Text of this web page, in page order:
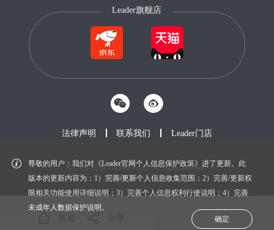
尊敬的用户：我们对《Leader官网个人信息保护政策》进了更新。此
版本的更新内容为：1）完善/更新个人信息收集范围；2）完善/更新权
限相关功能使用详细说明；3）完善个人信息权利行使说明；4）完善
未成年人数据保护说明。
确定
Leader旗舰店
法律声明 联系我们 Leader门店
© 2012-2026 Leader.com.cn. All rights reserved.
鲁ICP备20027604号-1